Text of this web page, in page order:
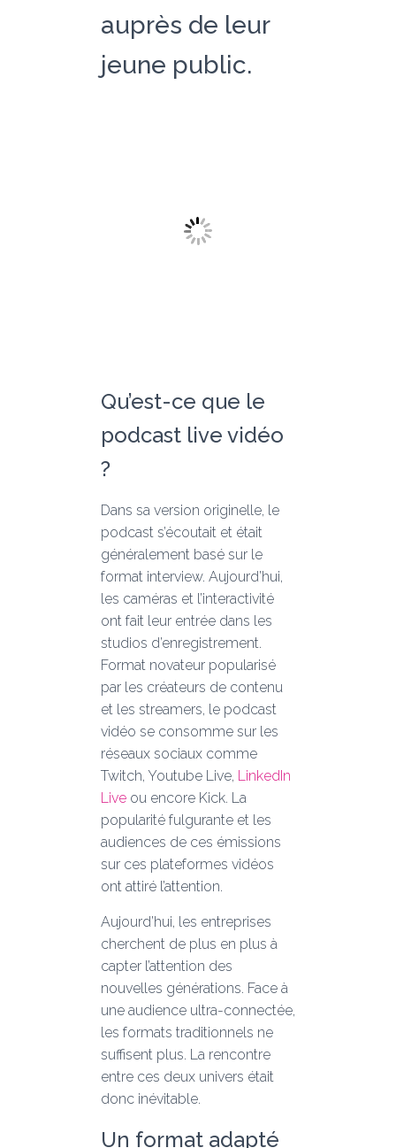
auprès de leur
jeune public.
Qu’est-ce que le
podcast live vidéo
?
Dans sa version originelle, le
podcast s’écoutait et était
généralement basé sur le
format interview. Aujourd’hui,
les caméras et l’interactivité
ont fait leur entrée dans les
studios d’enregistrement.
Format novateur popularisé
par les créateurs de contenu
et les streamers, le podcast
vidéo se consomme sur les
réseaux sociaux comme
Twitch, Youtube Live, LinkedIn
Live ou encore Kick. La
popularité fulgurante et les
audiences de ces émissions
sur ces plateformes vidéos
ont attiré l’attention.
Aujourd’hui, les entreprises
cherchent de plus en plus à
capter l’attention des
nouvelles générations. Face à
une audience ultra-connectée,
les formats traditionnels ne
suffisent plus. La rencontre
entre ces deux univers était
donc inévitable.
Un format adapté